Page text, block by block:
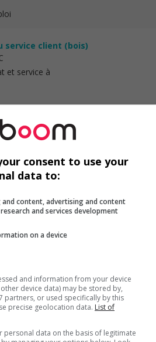
service client (bois)
et service à
Automobile et transport
Construction / Manutention
Ingénierie / Sciences
Santé
consent to use your
data to:
content, advertising and content
and services development
on a device
and information from your device
device data) may be stored by,
partners, or used specifically by this
precise geolocation data. List of
personal data on the basis of legitimate